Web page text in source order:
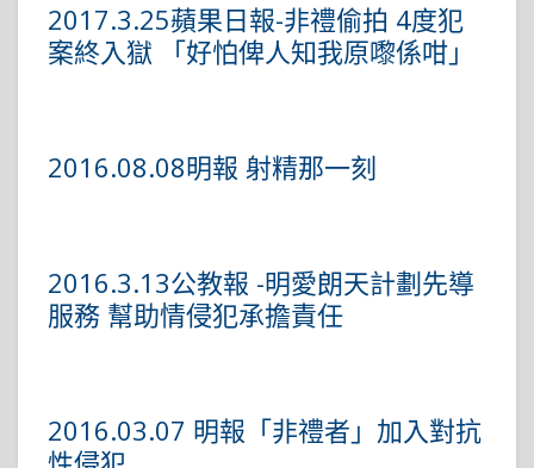
2017.3.25蘋果日報-非禮偷拍 4度犯
案終入獄 「好怕俾人知我原嚟係咁」
2016.08.08明報 射精那一刻
2016.3.13公教報 -明愛朗天計劃先導
服務 幫助情侵犯承擔責任
2016.03.07 明報「非禮者」加入對抗